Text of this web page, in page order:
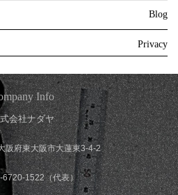
Blog
Privacy
Info
会社ナダヤ
府東大阪市大蓮東3-4-2
6720-1522（代表）